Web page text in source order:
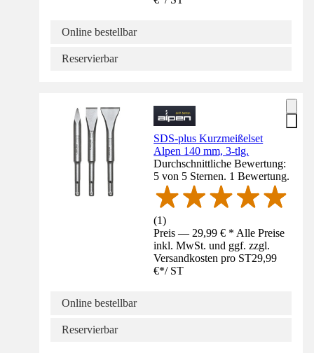
Online bestellbar
Reservierbar
SDS-plus Kurzmeißelset
Alpen 140 mm, 3-tlg.
Durchschnittliche Bewertung:
5 von 5 Sternen. 1 Bewertung.
(1)
Preis — 29,99 € * Alle Preise
inkl. MwSt. und ggf. zzgl.
Versandkosten pro ST29,99
€*/ ST
Online bestellbar
Reservierbar